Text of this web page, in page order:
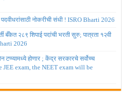
नोकरीची संधी ! ISRO Bharti 2026
बँकेत २८९ शिपाई पदांची भरती सुरु; पात्रता १२वी
2026
टप्प्यामध्ये होणार ; केंद्र सरकारचे सर्वोच्च
JEE exam, the NEET exam will be